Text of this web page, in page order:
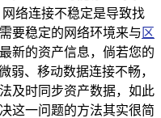
络连接不稳定是导致找
要稳定的网络环境来与 区
新的资产信息，倘若您的
弱、移动数据连接不畅，
及时同步资产数据，如此
这一问题的方法其实很简